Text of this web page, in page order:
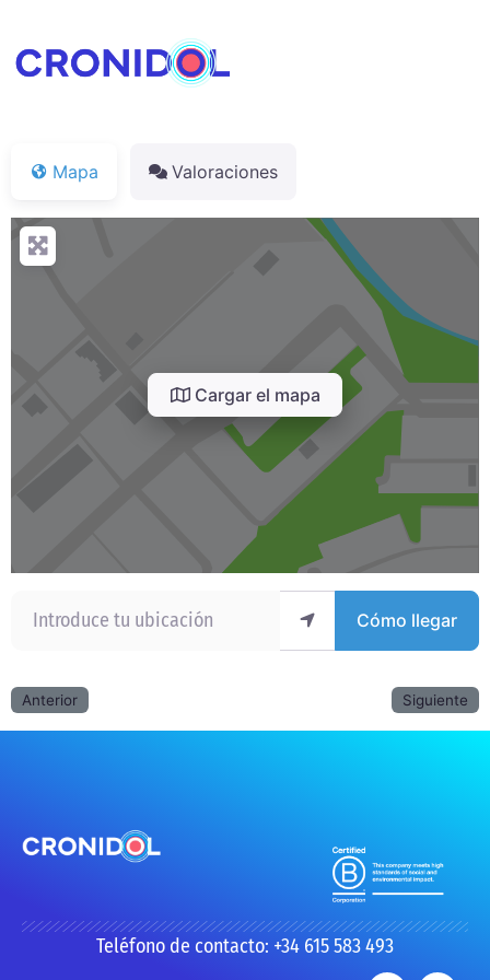
Mapa Valoraciones
Cargar el mapa
Cómo llegar
Anterior Siguiente
Teléfono de contacto: +34 615 583 493